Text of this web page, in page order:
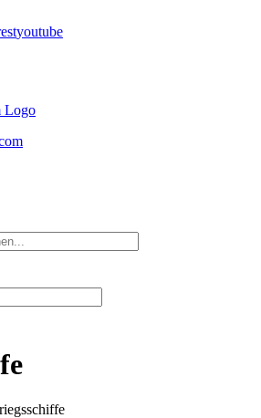
youtube